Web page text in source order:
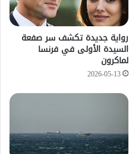
رواية جديدة تكشف سر صفعة
السيدة الأولى في فرنسا
لماكرون
2026-05-13